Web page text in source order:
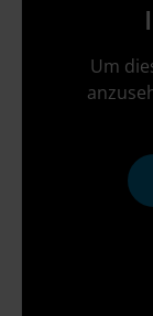
Um